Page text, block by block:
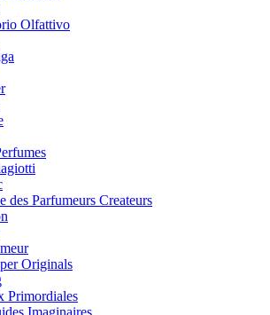
Olfattivo
des Parfumeurs Createurs
Originals
Primordiales
Imaginaires